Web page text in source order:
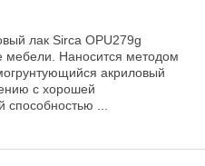
лак Sirca OPU279g
мебели. Наносится методом
акриловый
с хорошей
способностью ...